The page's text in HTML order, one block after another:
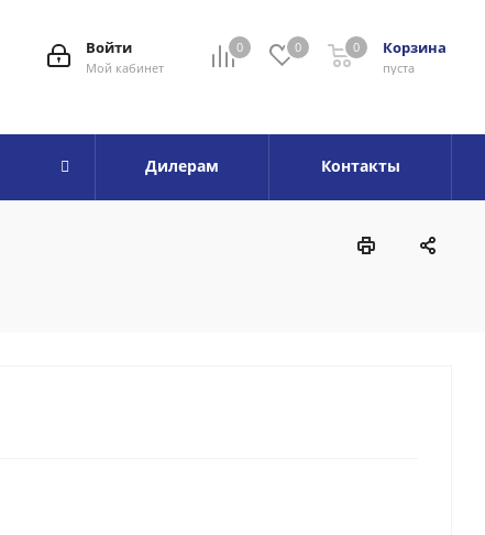
0 0 Корзина
пуста
0
Войти
Мой кабинет
Дилерам Контакты